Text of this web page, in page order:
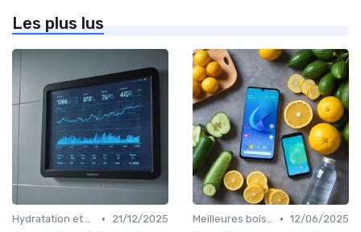
Les plus lus
Hydratation et alimentation •
21/12/2025
Meilleures boissons pour s’hydrater • 12/06/2025